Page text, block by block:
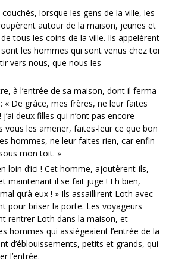
lorsque les gens de la ville, les
autour de la maison, jeunes et
tous les coins de la ville. Ils appelèrent
les hommes qui sont venus chez toi
vers nous, que nous les
à l’entrée de sa maison, dont il ferma
« De grâce, mes frères, ne leur faites
deux filles qui n’ont pas encore
vous les amener, faites-leur ce que bon
hommes, ne leur faites rien, car enfin
mon toit. »
loin d’ici ! Cet homme, ajoutèrent-ils,
maintenant il se fait juge ! Eh bien,
qu’à eux ! » Ils assaillirent Loth avec
pour briser la porte. Les voyageurs
rentrer Loth dans la maison, et
hommes qui assiégeaient l’entrée de la
d’éblouissements, petits et grands, qui
l’entrée.